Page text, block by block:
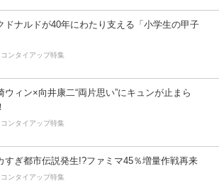
ドナルドが40年にわたり支える「小学生の甲子
コンタイアップ特集
ウィン×向井康二“両片思い”にキュンが止まら
コンタイアップ特集
すぎ都市伝説発生!?ファミマ45％増量作戦再来
コンタイアップ特集